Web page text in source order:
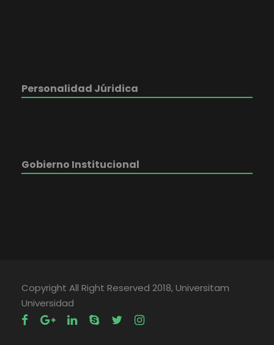
Personalidad Júridica
Gobierno Institucional
Copyright All Right Reserved 2018, Universitam
Universidad